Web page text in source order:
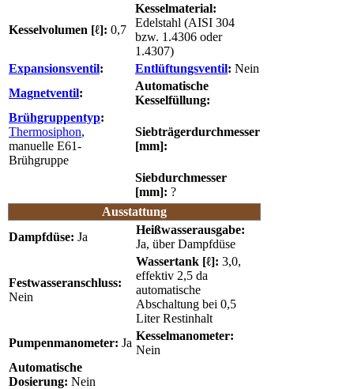
Kesselvolumen [ℓ]: 0,7
Kesselmaterial:
Edelstahl (AISI 304
bzw. 1.4306 oder
1.4307)
Expansionsventil: Entlüftungsventil: Nein
Magnetventil:
Automatische
Kesselfüllung:
Brühgruppentyp:
Thermosiphon,
manuelle E61-
Brühgruppe
Siebträgerdurchmesser
[mm]:
Siebdurchmesser
[mm]: ?
Ausstattung
Dampfdüse: Ja
Heißwasserausgabe:
Ja, über Dampfdüse
Festwasseranschluss:
Nein
Wassertank [ℓ]: 3,0,
effektiv 2,5 da
automatische
Abschaltung bei 0,5
Liter Restinhalt
Pumpenmanometer: Ja
Kesselmanometer:
Nein
Automatische
Dosierung: Nein